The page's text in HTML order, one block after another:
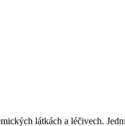
látkách a léčivech.